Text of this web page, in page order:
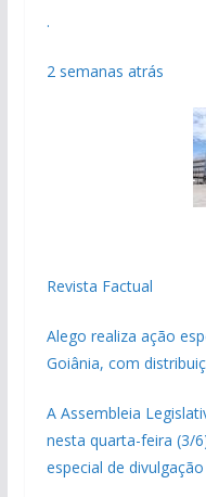
.
2 semanas atrás
Revista Factual
Alego realiza ação
Goiânia, com
A Assembleia
nesta quarta-feira (3/
especial de